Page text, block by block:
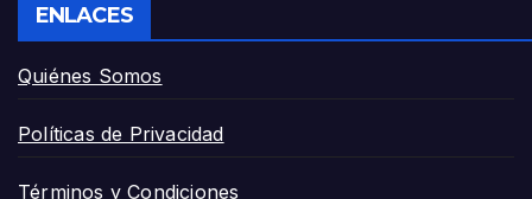
ENLACES
Quiénes Somos
Políticas de Privacidad
Términos y Condiciones